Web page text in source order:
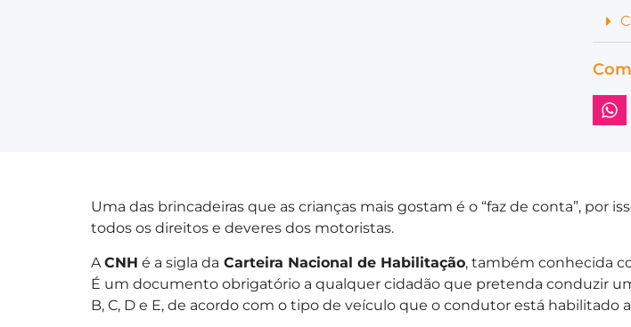
Uma das brincadeiras que as crianças mais gostam é o “faz de conta”, por
todos os direitos e deveres dos motoristas.
ACNH é a sigla da Carteira Nacional de Habilitação, também conhecida
É um documento obrigatório a qualquer cidadão que pretenda conduzir
B, C, D e E, de acordo com o tipo de veículo que o condutor está habilitado